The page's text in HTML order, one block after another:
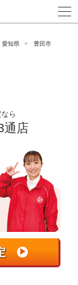
タン*/
愛知県
豊田市
ら
通店